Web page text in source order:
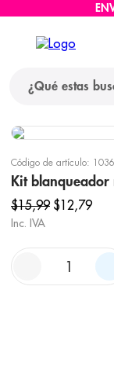
Código de artículo:
Kit blanqueador
$15,99 $12,79
Inc. IVA